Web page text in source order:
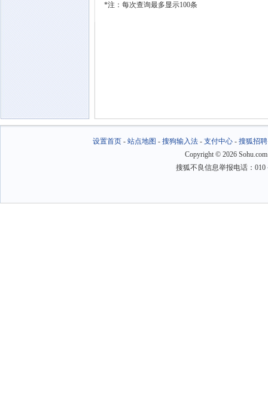
*注：每次查询最多显示100条
设置首页- 站点地图 - 搜狗输入法- 支付中心- 搜狐招聘
Copyright © 2026
搜狐不良信息举报电话：010